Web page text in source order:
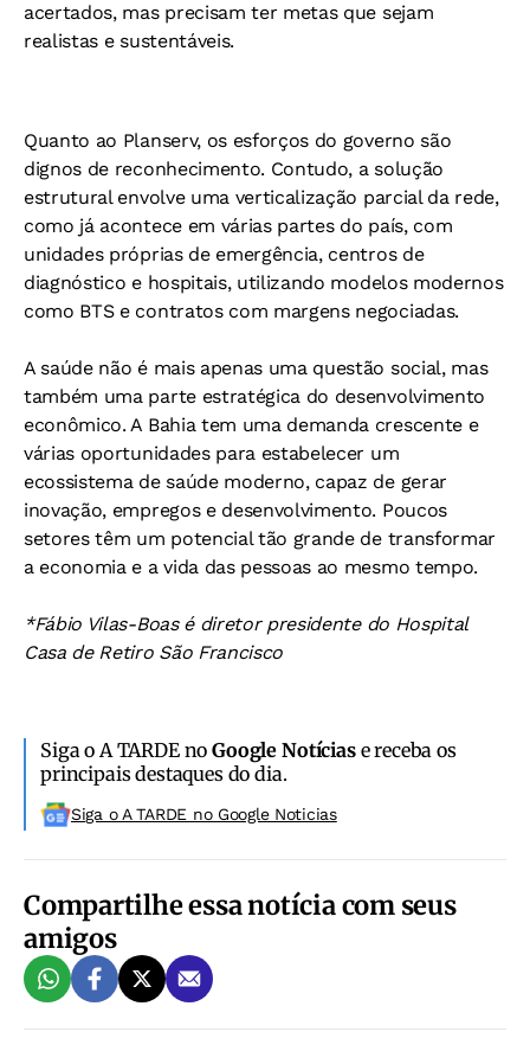
acertados, mas precisam ter metas que sejam
realistas e sustentáveis.
Quanto ao Planserv, os esforços do governo são
dignos de reconhecimento. Contudo, a solução
estrutural envolve uma verticalização parcial da rede,
como já acontece em várias partes do país, com
unidades próprias de emergência, centros de
diagnóstico e hospitais, utilizando modelos modernos
como BTS e contratos com margens negociadas.
A saúde não é mais apenas uma questão social, mas
também uma parte estratégica do desenvolvimento
econômico. A Bahia tem uma demanda crescente e
várias oportunidades para estabelecer um
ecossistema de saúde moderno, capaz de gerar
inovação, empregos e desenvolvimento. Poucos
setores têm um potencial tão grande de transformar
a economia e a vida das pessoas ao mesmo tempo.
*Fábio Vilas-Boas é diretor presidente do Hospital
Casa de Retiro São Francisco
Siga o A TARDE noGoogle Notíciase receba os
principais destaques do dia.
Siga o A TARDE no Google Noticias
Compartilhe essa notícia com seus
amigos